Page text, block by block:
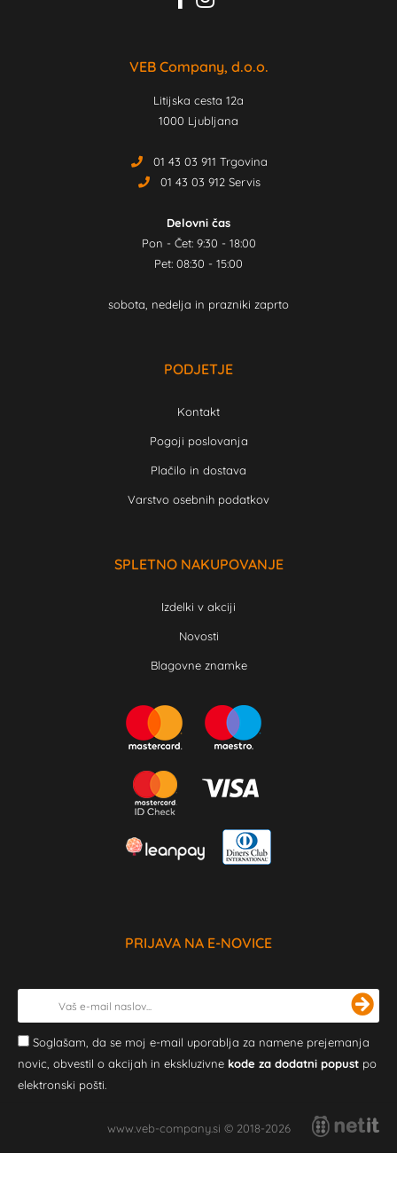
VEB Company, d.o.o.
Litijska cesta 12a
1000 Ljubljana
01 43 03 911 Trgovina
01 43 03 912 Servis
Delovni čas
Pon - Čet: 9:30 - 18:00
Pet: 08:30 - 15:00
sobota, nedelja in prazniki zaprto
PODJETJE
Kontakt
Pogoji poslovanja
Plačilo in dostava
Varstvo osebnih podatkov
SPLETNO NAKUPOVANJE
Izdelki v akciji
Novosti
Blagovne znamke
PRIJAVA NA E-NOVICE
Soglašam, da se moj e-mail uporablja za namene prejemanja
novic, obvestil o akcijah in ekskluzivne kode za dodatni popust po
elektronski pošti.
www.veb-company.si © 2018-2026